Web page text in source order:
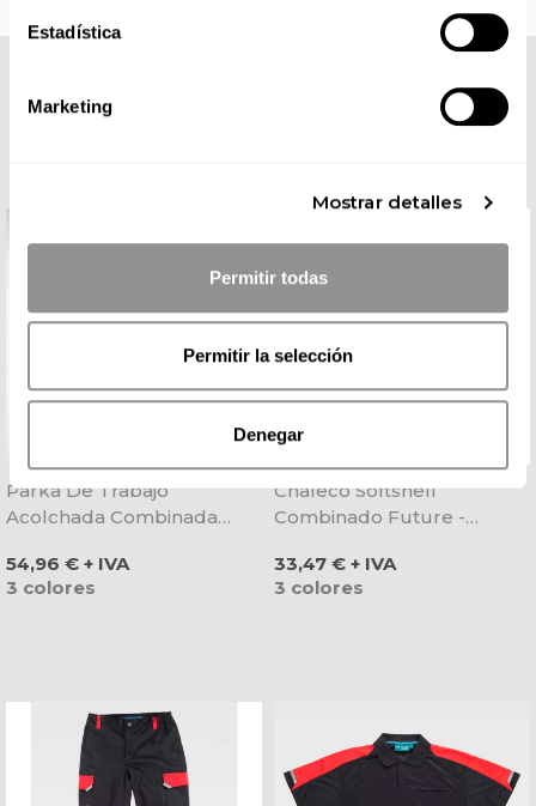
Estadística
Marketing
Mostrar detalles
Permitir todas
Permitir la selección
Denegar
COMPLETA TU LOOK
Parka De Trabajo
Acolchada Combinada
Precio
54,96 € + IVA
3 colores
Chaleco Softshell
Combinado Future -
Precio
33,47 € + IVA
3 colores